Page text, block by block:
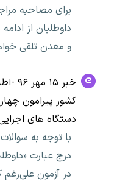
برای مصاحبه
داوطلبان از
و معدن تلقی
خبر
کشور پیرامون
دستگاه های اجرایی
با توجه به
درج عبارت
در آزمون